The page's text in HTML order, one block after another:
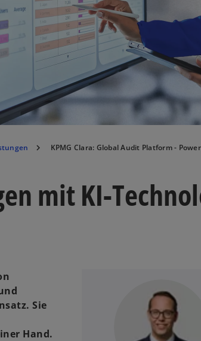
KPMG Clara: Global Audit Platform -
mit KI-
Sie
Hand.